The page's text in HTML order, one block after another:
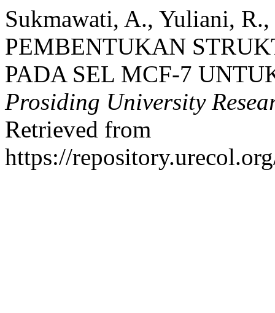
Sukmawati, A., Yuliani,
PEMBENTUKAN
PADA SEL MCF-7
Prosiding University
Retrieved from
https://